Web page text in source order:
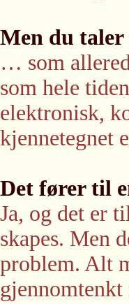
Men du
… som
som hele
elektronisk,
kjennetegnet
Det fører til
Ja, og det er
skapes. Men
problem. Alt